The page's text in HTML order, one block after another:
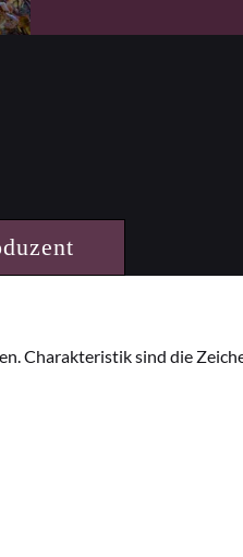
Charakteristik sind die